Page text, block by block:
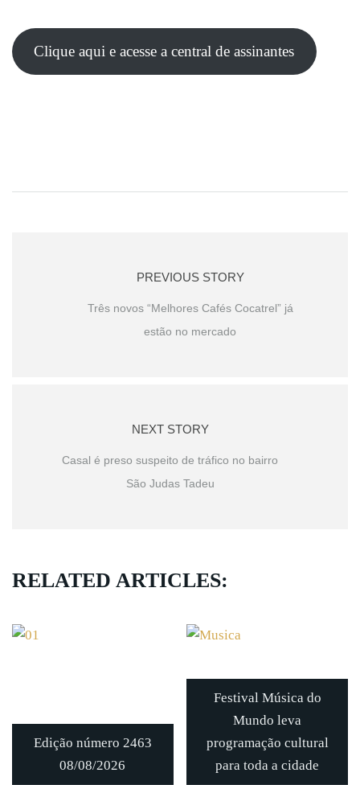
Clique aqui e acesse a central de assinantes
PREVIOUS STORY
Três novos “Melhores Cafés Cocatrel” já
estão no mercado
NEXT STORY
Casal é preso suspeito de tráfico no bairro
São Judas Tadeu
RELATED ARTICLES:
Edição número 2463
08/08/2026
Festival Música do
Mundo leva
programação cultural
para toda a cidade